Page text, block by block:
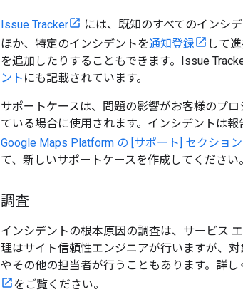
Issue Tracker
には、既知のすべてのインシ
ほか、特定のインシデントを通知登録
して
を追加したりすることもできます。Issue
ント にも記載されています。
サポートケースは、問題の影響がお客様のプ
ている場合に使用されます。インシデントは
Google Maps Platform の [サポート] セクショ
て、新しいサポートケースを作成してください。
調査
インシデントの根本原因の調査は、サービス
理はサイト信頼性エンジニアが行いますが、
やその他の担当者が行うこともあります。詳し
をご覧ください。